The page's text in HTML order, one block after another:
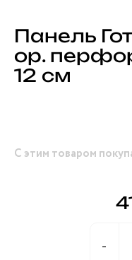
Панель
ор.
12 см
С этим товаром